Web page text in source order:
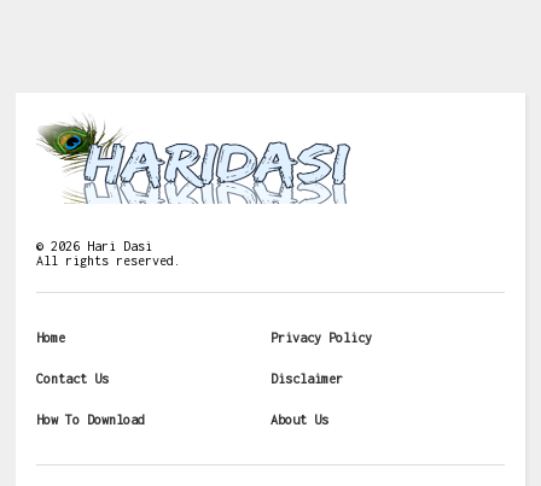
©2026 Hari Dasi
All rights reserved.
Home Privacy Policy
Contact Us Disclaimer
How To Download About Us